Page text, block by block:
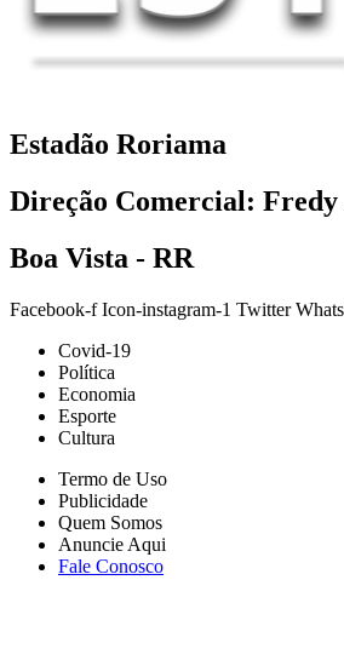
Direção Comercial: Fredy
Boa Vista - RR
Facebook-f Icon-instagram-1
Covid-19
Economia
Esporte
Cultura
Termo de Uso
Quem Somos
Anuncie Aqui
Fale Conosco